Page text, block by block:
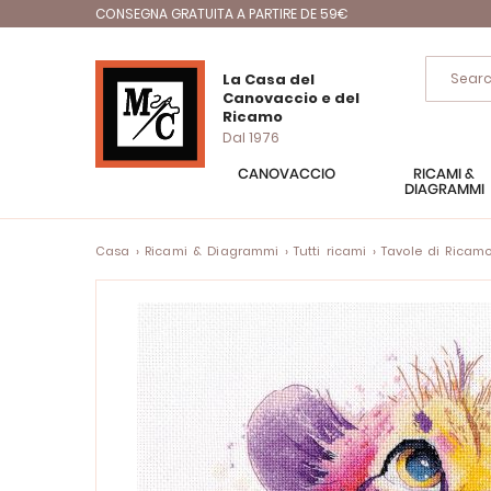
CONSEGNA GRATUITA A PARTIRE DE 59€
La Casa del
Canovaccio e del
Ricamo
Dal 1976
CANOVACCIO
RICAMI &
DIAGRAMMI
Casa Ricami & Diagrammi Tutti ricami Tavole di
galleria
immagini